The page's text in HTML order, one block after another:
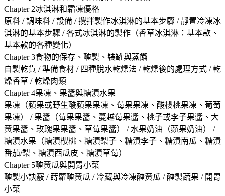
Chapter 2冰淇淋和霜凍優格
原料 / 調味料 / 設備 / 攪拌製作冰淇淋的基本步驟 / 靜置冷凍冰
淇淋的基本步驟 / 各式冰淇淋的製作（香草冰淇淋：基本款、
基本款的各種變化）
Chapter 3食物的保存、醃製、裝罐與蒸餾
自製乾貨 / 準備食材 / 四種脫水乾燥法 / 乾燥後的處理方式 / 乾
燥香草 / 乾燥肉類
Chapter 4果凍、果醬與糖漬水果
果凍（蘋果或野生酸蘋果果凍、莓果果凍、酸櫻桃果凍、葡萄
果凍） / 果醬（莓果果醬、蔓越莓果醬、桃子或李子果醬、大
黃果醬、玫瑰果果醬、草莓果醬） / 水果奶油（蘋果奶油） /
糖漬水果（糖漬櫻桃、糖漬梨子、糖漬李子、糖漬南瓜、糖漬
番茄/梨、糖漬西瓜皮、糖漬草莓）
Chapter 5醃黃瓜與開胃小菜
醃製小訣竅 / 蒔蘿醃黃瓜 / 冷藏與冷凍醃黃瓜 / 醃製蔬果 / 開胃
小菜